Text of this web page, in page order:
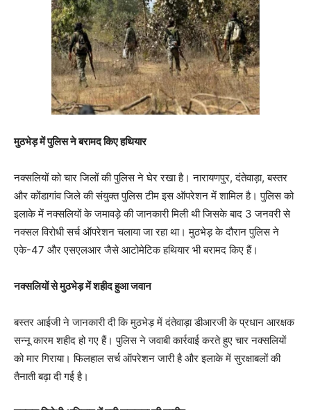
मुठभेड़ में पुलिस ने बरामद किए हथियार
नक्सलियों को चार जिलों की पुलिस ने घेर रखा है। नारायणपुर, दंतेवाड़ा, बस्तर
और कोंडागांव जिले की संयुक्त पुलिस टीम इस ऑपरेशन में शामिल है। पुलिस को
इलाके में नक्सलियों के जमावड़े की जानकारी मिली थी जिसके बाद 3 जनवरी से
नक्सल विरोधी सर्च ऑपरेशन चलाया जा रहा था। मुठभेड़ के दौरान पुलिस ने
एके-47 और एसएलआर जैसे आटोमेटिक हथियार भी बरामद किए हैं।
नक्सलियों से मुठभेड़ में शहीद हुआ जवान
बस्तर आईजी ने जानकारी दी कि मुठभेड़ में दंतेवाड़ा डीआरजी के प्रधान आरक्षक
सन्नू कारम शहीद हो गए हैं। पुलिस ने जवाबी कार्रवाई करते हुए चार नक्सलियों
को मार गिराया। फिलहाल सर्च ऑपरेशन जारी है और इलाके में सुरक्षाबलों की
तैनाती बढ़ा दी गई है।